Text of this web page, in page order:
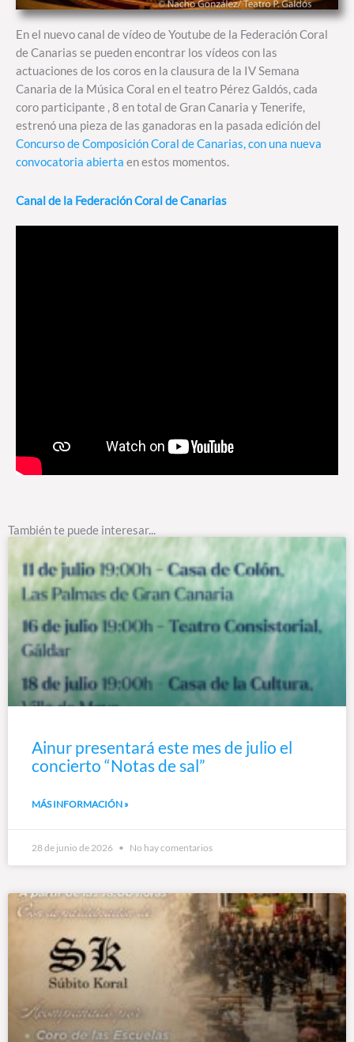
En el nuevo canal de vídeo de Youtube de la Federación Coral
de Canarias se pueden encontrar los vídeos con las
actuaciones de los coros en la clausura de la IV Semana
Canaria de la Música Coral en el teatro Pérez Galdós, cada
coro participante , 8 en total de Gran Canaria y Tenerife,
estrenó una pieza de las ganadoras en la pasada edición del
Concurso de Composición Coral de Canarias, con una nueva
convocatoria abierta en estos momentos.
Canal de la Federación Coral de Canarias
También te puede interesar...
Ainur presentará este mes de julio el
concierto “Notas de sal”
MÁS INFORMACIÓN »
28 de junio de 2026 No hay comentarios